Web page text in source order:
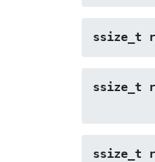
ssize_t
ssize_t
ssize_t